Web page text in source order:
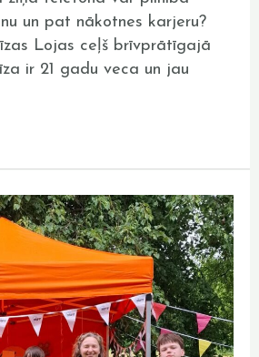
un pat nākotnes karjeru?
Lojas ceļš brīvprātīgajā
ir 21 gadu veca un jau